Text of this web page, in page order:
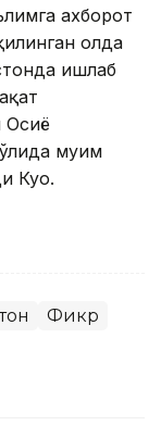
ахборот
ҳолда
ишлаб
Осиё
муҳим
Куо.
Фикр